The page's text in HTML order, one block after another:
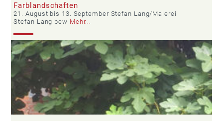
Farblandschaften
21. August bis 13. September Stefan Lang/Malerei
Stefan Lang bew Mehr...